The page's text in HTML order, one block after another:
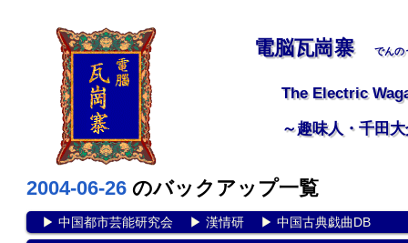
電脳瓦崗寨 でんの
The Electric
～趣味人・千田
2004-06-26 のバックアップ一覧
▶ 中国都市芸能研究会▶ 漢情研▶ 中国古典戯曲DB